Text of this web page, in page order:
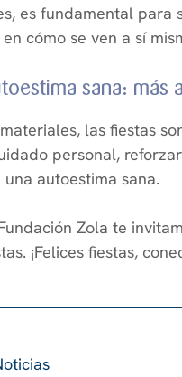
es fundamental para
cómo se ven a sí
sana: más
las fiestas
personal,
autoestima sana.
Zola te
¡Felices fiestas,